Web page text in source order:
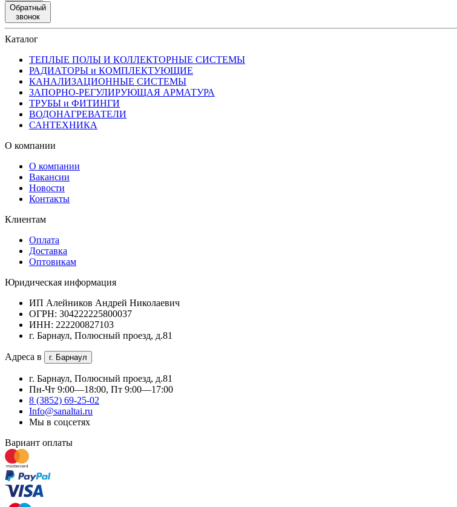
Обратный
звонок
Каталог
ТЕПЛЫЕ ПОЛЫ И КОЛЛЕКТОРНЫЕ СИСТЕМЫ
РАДИАТОРЫ и КОМПЛЕКТУЮЩИЕ
КАНАЛИЗАЦИОННЫЕ СИСТЕМЫ
ЗАПОРНО-РЕГУЛИРУЮЩАЯ АРМАТУРА
ТРУБЫ и ФИТИНГИ
ВОДОНАГРЕВАТЕЛИ
САНТЕХНИКА
О компании
О компании
Вакансии
Новости
Контакты
Клиентам
Оплата
Доставка
Оптовикам
Юридическая информация
ИП Алейников Андрей Николаевич
ОГРН: 304222225800037
ИНН: 222200827103
г. Барнаул, Полюсный проезд, д.81
Адреса в г. Барнаул
г. Барнаул, Полюсный проезд, д.81
Пн-Чт 9:00—18:00, Пт 9:00—17:00
8 (3852) 69-25-02
Info@sanaltai.ru
Мы в соцсетях
Вариант оплаты